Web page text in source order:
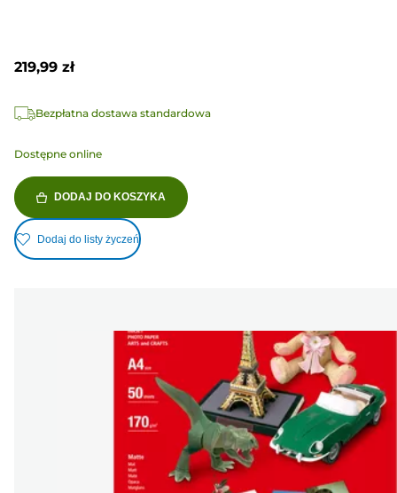
219,99 zł
Bezpłatna dostawa standardowa
Dostępne online
DODAJ DO KOSZYKA
Dodaj do listy życzeń